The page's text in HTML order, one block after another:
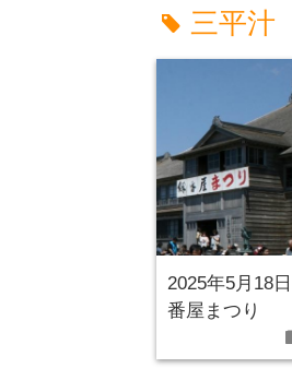
tag 三平汁
2025年5月18
番屋まつり